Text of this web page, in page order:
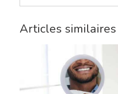
Articles similaires